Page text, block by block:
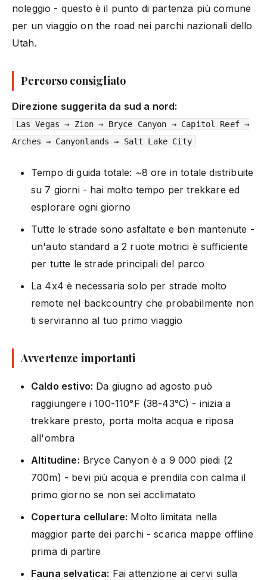
noleggio - questo è il punto di partenza più comune
per un viaggio on the road nei parchi nazionali dello
Utah.
Percorso consigliato
Direzione suggerita da sud a nord:
Las Vegas → Zion → Bryce Canyon → Capitol Reef →
Arches → Canyonlands → Salt Lake City
Tempo di guida totale: ~8 ore in totale distribuite
su 7 giorni - hai molto tempo per trekkare ed
esplorare ogni giorno
Tutte le strade sono asfaltate e ben mantenute -
un'auto standard a 2 ruote motrici è sufficiente
per tutte le strade principali del parco
La 4x4 è necessaria solo per strade molto
remote nel backcountry che probabilmente non
ti serviranno al tuo primo viaggio
Avvertenze importanti
Caldo estivo: Da giugno ad agosto può
raggiungere i 100-110°F (38-43°C) - inizia a
trekkare presto, porta molta acqua e riposa
all'ombra
Altitudine: Bryce Canyon è a 9 000 piedi (2
700m) - bevi più acqua e prendila con calma il
primo giorno se non sei acclimatato
Copertura cellulare: Molto limitata nella
maggior parte dei parchi - scarica mappe offline
prima di partire
Fauna selvatica: Fai attenzione ai cervi sulla